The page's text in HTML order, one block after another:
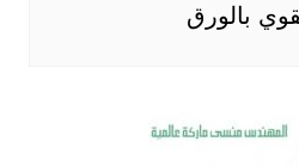
بالورق